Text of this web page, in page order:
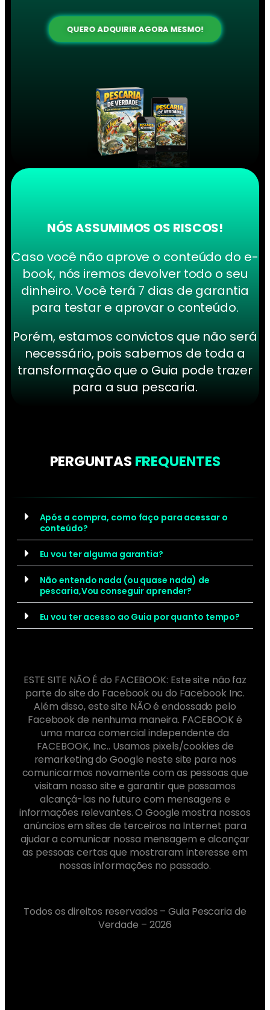
QUERO ADQUIRIR AGORA MESMO!
NÓS ASSUMIMOS OS RISCOS!
Caso você não aprove o conteúdo do e-
book, nós iremos devolver todo o seu
dinheiro. Você terá 7 dias de garantia
para testar e aprovar o conteúdo.
Porém, estamos convictos que não será
necessário, pois sabemos de toda a
transformação que o Guia pode trazer
para a sua pescaria.
PERGUNTAS FREQUENTES
Após a compra, como faço para acessar o
conteúdo?
Eu vou ter alguma garantia?
Não entendo nada (ou quase nada) de
pescaria,Vou conseguir aprender?
Eu vou ter acesso ao Guia por quanto tempo?
ESTE SITE NÃO É do FACEBOOK: Este site não faz
parte do site do Facebook ou do Facebook Inc.
Além disso, este site NÃO é endossado pelo
Facebook de nenhuma maneira. FACEBOOK é
uma marca comercial independente da
FACEBOOK, Inc.. Usamos pixels/cookies de
remarketing do Google neste site para nos
comunicarmos novamente com as pessoas que
visitam nosso site e garantir que possamos
alcançá-las no futuro com mensagens e
informações relevantes. O Google mostra nossos
anúncios em sites de terceiros na Internet para
ajudar a comunicar nossa mensagem e alcançar
as pessoas certas que mostraram interesse em
nossas informações no passado.
Todos os direitos reservados – Guia Pescaria de
Verdade – 2026